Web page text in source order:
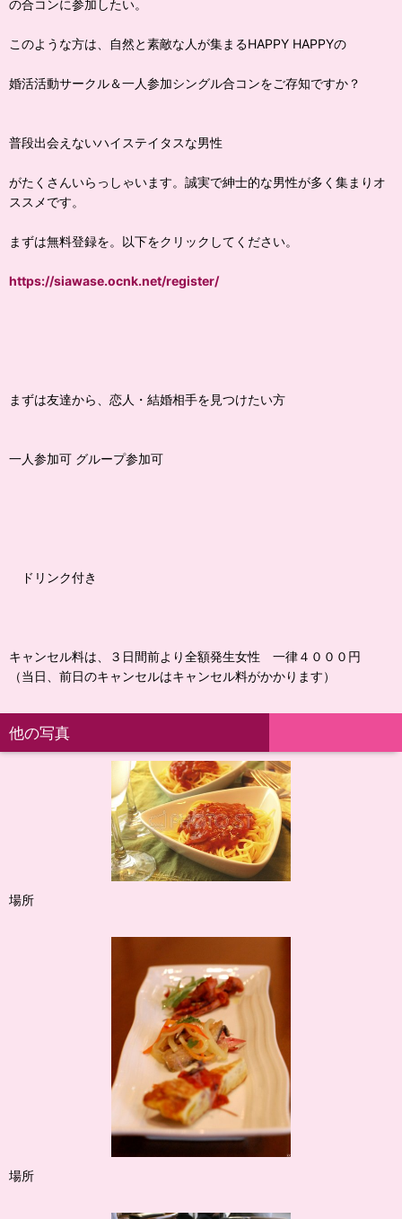
の合コンに参加したい。
このような方は、自然と素敵な人が集まるHAPPY HAPPYの
婚活活動サークル＆一人参加シングル合コンをご存知ですか？
普段出会えないハイステイタスな男性
がたくさんいらっしゃいます。誠実で紳士的な男性が多く集まりオ
ススメです。
まずは無料登録を。以下をクリックしてください。
https://siawase.ocnk.net/register/
まずは友達から、恋人・結婚相手を見つけたい方
一人参加可 グループ参加可
ドリンク付き
キャンセル料は、３日間前より全額発生女性 一律４０００円
（当日、前日のキャンセルはキャンセル料がかかります）
他の写真
場所
場所